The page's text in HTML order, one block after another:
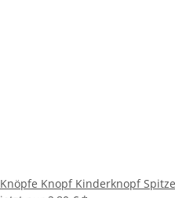
Knöpfe Knopf Kinderknopf